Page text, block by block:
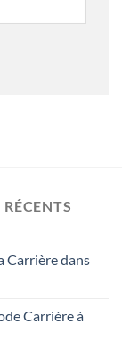
Carrière dans
Carrière à